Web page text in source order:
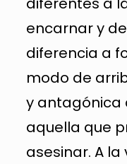
encarnar y
diferencia a
modo de
y antagónica
aquella que
asesinar. A